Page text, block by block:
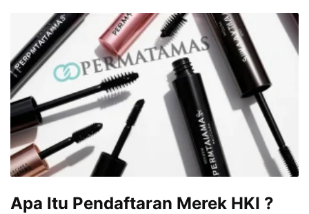
Apa Itu Pendaftaran Merek HKI ?